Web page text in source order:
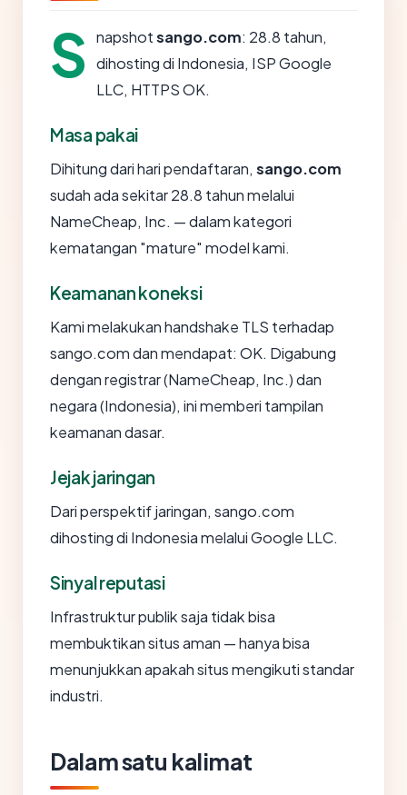
S napshotsango.com: 28.8 tahun,
dihosting di Indonesia, ISP Google
LLC, HTTPS OK.
Masa pakai
Dihitung dari hari pendaftaran, sango.com
sudah ada sekitar 28.8 tahun melalui
NameCheap, Inc. — dalam kategori
kematangan "mature" model kami.
Keamanan koneksi
Kami melakukan handshake TLS terhadap
sango.com dan mendapat: OK. Digabung
dengan registrar (NameCheap, Inc.) dan
negara (Indonesia), ini memberi tampilan
keamanan dasar.
Jejak jaringan
Dari perspektif jaringan, sango.com
dihosting di Indonesia melalui Google LLC.
Sinyal reputasi
Infrastruktur publik saja tidak bisa
membuktikan situs aman — hanya bisa
menunjukkan apakah situs mengikuti standar
industri.
Dalam satu kalimat